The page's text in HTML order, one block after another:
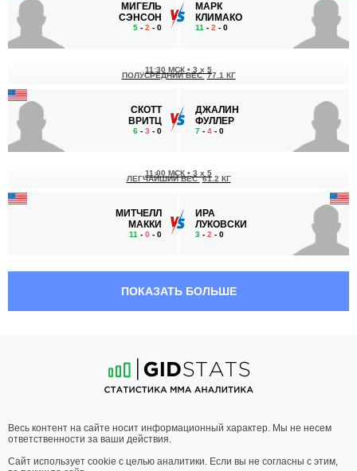
МИГЕЛЬ
СЭНСОН
5 - 2 - 0
МАРК
КЛИМАКО
11 - 2 - 0
СКОТТ
ВРИТЦ
6 - 3 - 0
11:30 МСК • 3 x 5
ПОЛУСРЕДНИЙ ВЕС 77.1 КГ
ДЖАЛИН
ФУЛЛЕР
7 - 4 - 0
МИТЧЕЛЛ
МАККИ
11 - 0 - 0
11:00 МСК • 3 x 5
ЛЕГЧАЙШИЙ ВЕС 61.2 КГ
ИРА
ЛУКОВСКИ
3 - 2 - 0
МАКВЕЙ
7-2- 0
10:00 МСК•
СРЕДНИЙ ВЕС 83.9 КГ
ПАУЛСЕН
ПОКАЗАТЬ БОЛЬШЕ
Весь контент на сайте носит информационный характер. Мы не несем
ответственности за ваши действия.
Сайт использует cookie с целью аналитики. Если вы не согласны с этим,